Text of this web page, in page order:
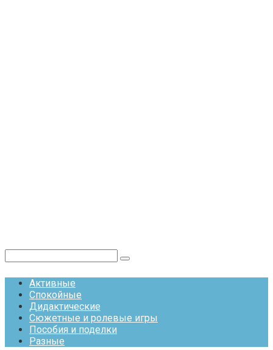
Активные
Спокойные
Дидактические
Сюжетные и ролевые игры
Пособия и поделки
Разные